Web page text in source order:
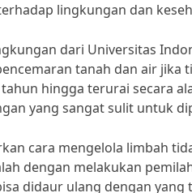
lingkungan dan
dari Universitas
tanah dan air jika
hingga terurai secara
yang sangat sulit untuk
cara mengelola limbah
dengan melakukan
didaur ulang dengan